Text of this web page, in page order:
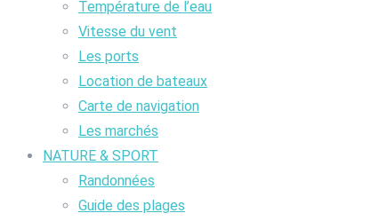
Température de l’eau
Vitesse du vent
Les ports
Location de bateaux
Carte de navigation
Les marchés
NATURE & SPORT
Randonnées
Guide des plages